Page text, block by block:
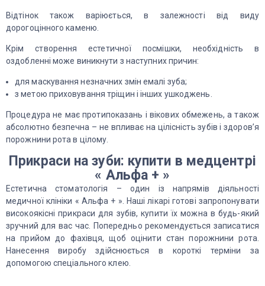
Відтінок також варіюється, в залежності від виду
дорогоцінного каменю.
Крім створення естетичної посмішки, необхідність в
оздобленні може виникнути з наступних причин:
для маскування незначних змін емалі зуба;
з метою приховування тріщин і інших ушкоджень.
Процедура не має протипоказань і вікових обмежень, а також
абсолютно безпечна – не впливає на цілісність зубів і здоров’я
порожнини рота в цілому.
Прикраси на зуби: купити в медцентрі
« Альфа + »
Естетична стоматологія – один із напрямів діяльності
медичної клініки « Альфа + ». Наші лікарі готові запропонувати
високоякісні прикраси для зубів, купити їх можна в будь-який
зручний для вас час. Попередньо рекомендується записатися
на прийом до фахівця, щоб оцінити стан порожнини рота.
Нанесення виробу здійснюється в короткі терміни за
допомогою спеціального клею.